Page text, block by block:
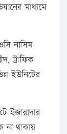
মাধ্যমে
নাসিম
ট্রাফিক
ইউনিটের
ইজারাদার
না থাকায়